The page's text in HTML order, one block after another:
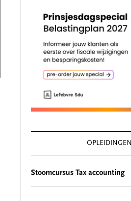
OPLEIDINGEN
Stoomcursus Tax accounting